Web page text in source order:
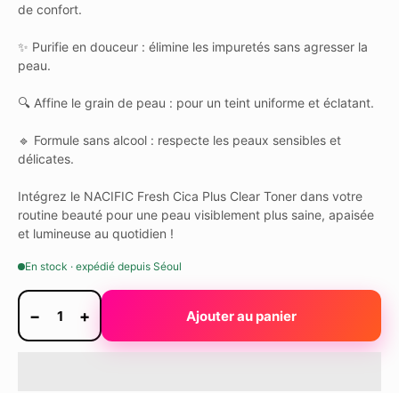
de confort.
✨ Purifie en douceur : élimine les impuretés sans agresser la
peau.
🔍 Affine le grain de peau : pour un teint uniforme et éclatant.
🔹 Formule sans alcool : respecte les peaux sensibles et
délicates.
Intégrez le NACIFIC Fresh Cica Plus Clear Toner dans votre
routine beauté pour une peau visiblement plus saine, apaisée
et lumineuse au quotidien !
En stock · expédié depuis Séoul
− 1 + Ajouter au panier